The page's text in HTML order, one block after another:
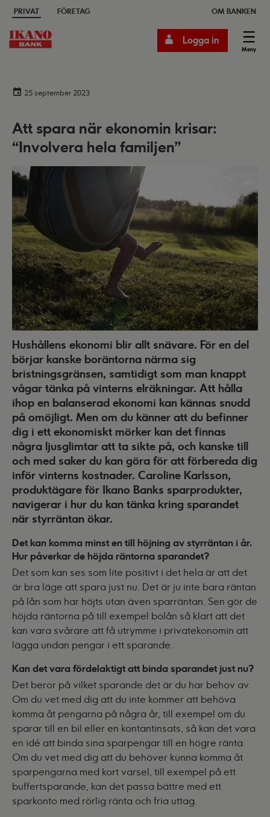
PRIVAT FÖRETAG OM BANKEN
Meny
Logga in
25 september 2023
Att spara när ekonomin krisar:
“Involvera hela familjen”
Hushållens ekonomi blir allt snävare. För en del
börjar kanske boräntorna närma sig
bristningsgränsen, samtidigt som man knappt
vågar tänka på vinterns elräkningar. Att hålla
ihop en balanserad ekonomi kan kännas snudd
på omöjligt. Men om du känner att du befinner
dig i ett ekonomiskt mörker kan det finnas
några ljusglimtar att ta sikte på, och kanske till
och med saker du kan göra för att förbereda dig
inför vinterns kostnader. Caroline Karlsson,
produktägare för Ikano Banks sparprodukter,
navigerar i hur du kan tänka kring sparandet
när styrräntan ökar.
Det kan komma minst en till höjning av styrräntan i år.
Hur påverkar de höjda räntorna sparandet?
Det som kan ses som lite positivt i det hela är att det
är bra läge att spara just nu. Det är ju inte bara räntan
på lån som har höjts utan även sparräntan. Sen gör de
höjda räntorna på till exempel bolån så klart att det
kan vara svårare att få utrymme i privatekonomin att
lägga undan pengar i ett sparande.
Kan det vara fördelaktigt att binda sparandet just nu?
Det beror på vilket sparande det är du har behov av.
Om du vet med dig att du inte kommer att behöva
komma åt pengarna på några år, till exempel om du
sparar till en bil eller en kontantinsats, så kan det vara
en idé att binda sina sparpengar till en högre ränta.
Om du vet med dig att du behöver kunna komma åt
sparpengarna med kort varsel, till exempel på ett
buffertsparande, kan det passa bättre med ett
sparkonto med rörlig ränta och fria uttag.